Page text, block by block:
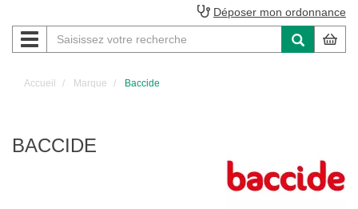
Martin
Pharmacie
Déposer mon ordonnance
Navigation
Accueil Marque Baccide
BACCIDE